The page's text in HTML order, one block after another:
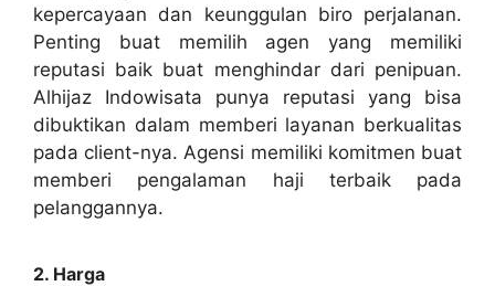
kepercayaan dan keunggulan biro perjalanan.
Penting buat memilih agen yang memiliki
reputasi baik buat menghindar dari penipuan.
Alhijaz Indowisata punya reputasi yang bisa
dibuktikan dalam memberi layanan berkualitas
pada client-nya. Agensi memiliki komitmen buat
memberi pengalaman haji terbaik pada
pelanggannya.
2. Harga